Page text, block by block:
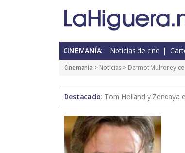
CINEMANÍA: Noticias de cine
Cinemanía > Noticias > Dermot Mulroney
Destacado: Tom Holland y Zendaya